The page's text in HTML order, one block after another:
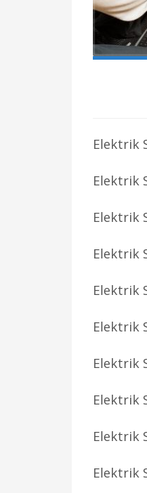
Elektrik
Elektrik
Elektrik
Elektrik
Elektrik
Elektrik
Elektrik
Elektrik
Elektrik
Elektrik